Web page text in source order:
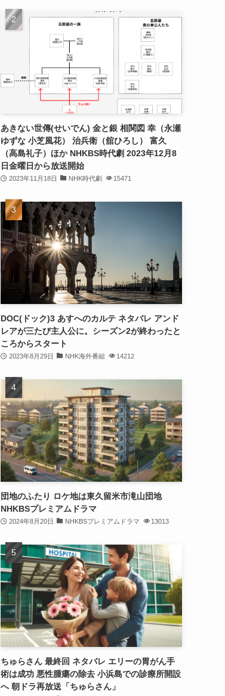
あきない世傳(せいでん) 金と銀 相関図 幸（永瀬
ゆずな 小芝風花） 治兵衛（舘ひろし） 富久
（高島礼子）ほか NHKBS時代劇 2023年12月8
日金曜日から放送開始
2023年11月18日 NHK時代劇 15471
DOC(ドック)3 あすへのカルテ ネタバレ アンド
レアが三たび主人公に。シーズン2が終わったと
ころからスタート
2023年8月29日 NHK海外番組 14212
団地のふたり ロケ地は東久留米市滝山団地
NHKBSプレミアムドラマ
2024年8月20日 NHKBSプレミアムドラマ 13013
ちゅらさん 最終回 ネタバレ エリーの胃がん手
術は成功 悪性腫瘍の除去 小浜島での診療所開設
へ 朝ドラ再放送「ちゅらさん」